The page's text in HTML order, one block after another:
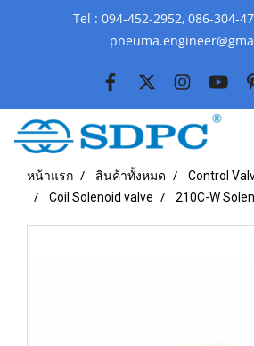
Tel : 094-452-2952, 086-304-
หน้าแรก สินค้าทั้งหมด
Control
Coil Solenoid valve
210C-W